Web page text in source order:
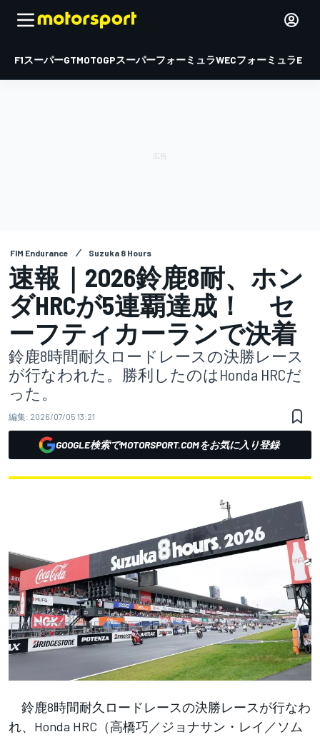
F1スーパーGTMOTOGPスーパーフォーミュラWECフォーミュラE
FIM Endurance Suzuka 8 Hours
速報｜2026鈴鹿8耐、ホン
ダHRCが5連覇達成！ セ
ーフティカーランで決着
鈴鹿8時間耐久ロードレースの決勝レース
が行なわれた。勝利したのはHonda HRCだ
った。
編集: 2026/07/05 13:21
GOOGLE検索でMOTORSPORT.COMをお気に入り登録
鈴鹿8時間耐久ロードレースの決勝レースが行なわ
れ、Honda HRC（高橋巧／ジョナサン・レイ／ソム